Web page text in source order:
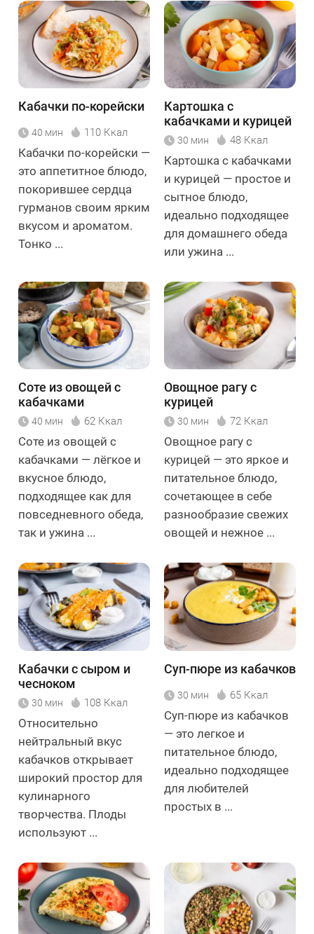
Кабачки по-корейски
40 мин 110 Ккал
Кабачки по-корейски —
это аппетитное блюдо,
покорившее сердца
гурманов своим ярким
вкусом и ароматом.
Тонко ...
Картошка с
кабачками и курицей
30 мин 48 Ккал
Картошка с кабачками
и курицей — простое и
сытное блюдо,
идеально подходящее
для домашнего обеда
или ужина ...
Соте из овощей с
кабачками
40 мин 62 Ккал
Соте из овощей с
кабачками — лёгкое и
вкусное блюдо,
подходящее как для
повседневного обеда,
так и ужина ...
Овощное рагу с
курицей
30 мин 72 Ккал
Овощное рагу с
курицей — это яркое и
питательное блюдо,
сочетающее в себе
разнообразие свежих
овощей и нежное ...
Кабачки с сыром и
чесноком
30 мин 108 Ккал
Относительно
нейтральный вкус
кабачков открывает
широкий простор для
кулинарного
творчества. Плоды
используют ...
Суп-пюре из кабачков
30 мин 65 Ккал
Суп-пюре из кабачков
— это легкое и
питательное блюдо,
идеально подходящее
для любителей
простых в ...